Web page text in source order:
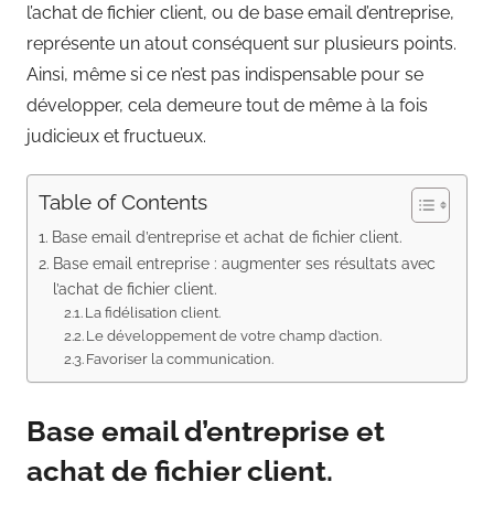
l’achat de fichier client, ou de base email d’entreprise,
représente un atout conséquent sur plusieurs points.
Ainsi, même si ce n’est pas indispensable pour se
développer, cela demeure tout de même à la fois
judicieux et fructueux.
Table of Contents
Base email d’entreprise et achat de fichier client.
Base email entreprise : augmenter ses résultats avec
l’achat de fichier client.
La fidélisation client.
Le développement de votre champ d’action.
Favoriser la communication.
Base email d’entreprise et
achat de fichier client.